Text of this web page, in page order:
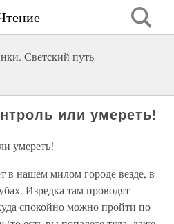
Светский путь
или умереть!
умереть!
в нашем милом городе везде, в
Изредка там проводят
спокойно можно пройти по